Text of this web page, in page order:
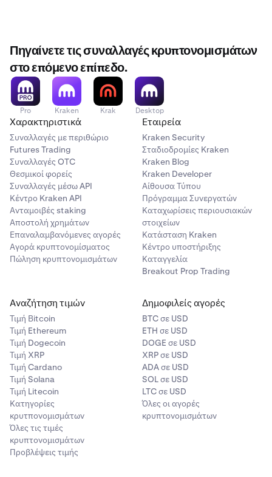
Πηγαίνετε τις συναλλαγές κρυπτονομισμάτων
στο επόμενο επίπεδο.
Pro Kraken Krak Desktop
Χαρακτηριστικά
Συναλλαγές με περιθώριο
Futures Trading
Συναλλαγές OTC
Θεσμικοί φορείς
Συναλλαγές μέσω API
Κέντρο Kraken API
Ανταμοιβές staking
Αποστολή χρημάτων
Επαναλαμβανόμενες αγορές
Αγορά κρυπτονομίσματος
Πώληση κρυπτονομισμάτων
Εταιρεία
Kraken Security
Σταδιοδρομίες Kraken
Kraken Blog
Kraken Developer
Αίθουσα Τύπου
Πρόγραμμα Συνεργατών
Καταχωρίσεις περιουσιακών
στοιχείων
Κατάσταση Kraken
Κέντρο υποστήριξης
Καταγγελία
Breakout Prop Trading
Αναζήτηση τιμών
Τιμή Βitcoin
Τιμή Ethereum
Τιμή Dogecoin
Τιμή XRP
Τιμή Cardano
Τιμή Solana
Τιμή Litecoin
Κατηγορίες
κρυτπονομισμάτων
Όλες τις τιμές
κρυπτονομισμάτων
Προβλέψεις τιμής
Δημοφιλείς αγορές
BTC σε USD
ETH σε USD
DOGE σε USD
XRP σε USD
ADA σε USD
SOL σε USD
LTC σε USD
Όλες οι αγορές
κρυπτονομισμάτων